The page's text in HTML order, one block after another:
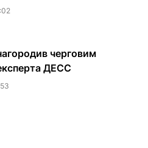
черговим
ДЕСС